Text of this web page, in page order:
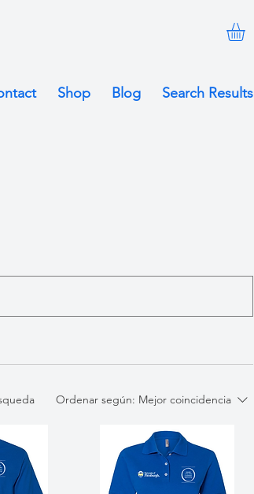
Shop Blog Search Results
Ordenar según: Mejor coincidencia